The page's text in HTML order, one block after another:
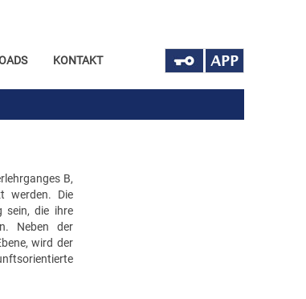
KONTAKT
B,
werden. Die
sein, die ihre
Neben der
wird der